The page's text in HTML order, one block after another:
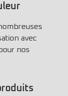
avec
nos